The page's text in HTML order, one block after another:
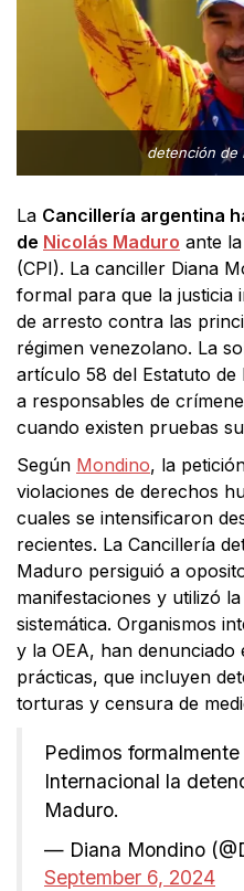
detención de
La Cancillería argentina
de Nicolás Maduro ante
(CPI). La canciller Diana
formal para que la justicia
de arresto contra las
régimen venezolano. La
artículo 58 del Estatuto de
a responsables de
cuando existen pruebas
Según Mondino, la
violaciones de derechos
cuales se intensificaron
recientes. La Cancillería
Maduro persiguió a
manifestaciones y utilizó
sistemática. Organismos
y la OEA, han denunciado
prácticas, que incluyen
torturas y censura de
Pedimos
Internacional la
Maduro.
— Diana Mondino
September 6, 2024